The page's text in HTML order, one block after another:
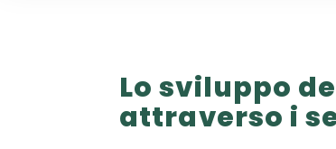
Lo sviluppo
attraverso i